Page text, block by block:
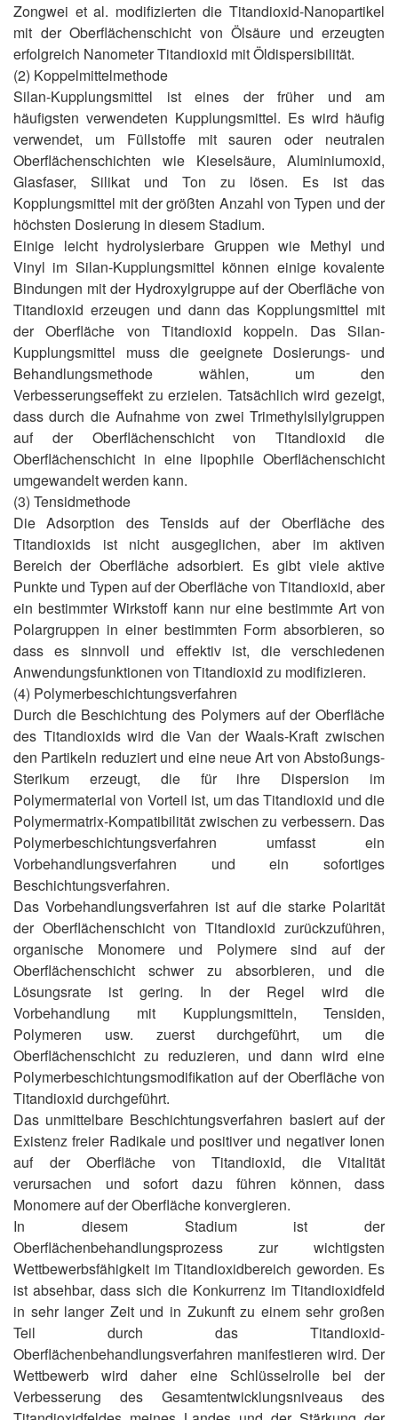
Zongwei et al. modifizierten die Titandioxid-Nanopartikel
mit der Oberflächenschicht von Ölsäure und erzeugten
erfolgreich Nanometer Titandioxid mit Öldispersibilität.
(2) Koppelmittelmethode
Silan-Kupplungsmittel ist eines der früher und am
häufigsten verwendeten Kupplungsmittel. Es wird häufig
verwendet, um Füllstoffe mit sauren oder neutralen
Oberflächenschichten wie Kieselsäure, Aluminiumoxid,
Glasfaser, Silikat und Ton zu lösen. Es ist das
Kopplungsmittel mit der größten Anzahl von Typen und der
höchsten Dosierung in diesem Stadium.
Einige leicht hydrolysierbare Gruppen wie Methyl und
Vinyl im Silan-Kupplungsmittel können einige kovalente
Bindungen mit der Hydroxylgruppe auf der Oberfläche von
Titandioxid erzeugen und dann das Kopplungsmittel mit
der Oberfläche von Titandioxid koppeln. Das Silan-
Kupplungsmittel muss die geeignete Dosierungs- und
Behandlungsmethode wählen, um den
Verbesserungseffekt zu erzielen. Tatsächlich wird gezeigt,
dass durch die Aufnahme von zwei Trimethylsilylgruppen
auf der Oberflächenschicht von Titandioxid die
Oberflächenschicht in eine lipophile Oberflächenschicht
umgewandelt werden kann.
(3) Tensidmethode
Die Adsorption des Tensids auf der Oberfläche des
Titandioxids ist nicht ausgeglichen, aber im aktiven
Bereich der Oberfläche adsorbiert. Es gibt viele aktive
Punkte und Typen auf der Oberfläche von Titandioxid, aber
ein bestimmter Wirkstoff kann nur eine bestimmte Art von
Polargruppen in einer bestimmten Form absorbieren, so
dass es sinnvoll und effektiv ist, die verschiedenen
Anwendungsfunktionen von Titandioxid zu modifizieren.
(4) Polymerbeschichtungsverfahren
Durch die Beschichtung des Polymers auf der Oberfläche
des Titandioxids wird die Van der Waals-Kraft zwischen
den Partikeln reduziert und eine neue Art von Abstoßungs-
Sterikum erzeugt, die für ihre Dispersion im
Polymermaterial von Vorteil ist, um das Titandioxid und die
Polymermatrix-Kompatibilität zwischen zu verbessern. Das
Polymerbeschichtungsverfahren umfasst ein
Vorbehandlungsverfahren und ein sofortiges
Beschichtungsverfahren.
Das Vorbehandlungsverfahren ist auf die starke Polarität
der Oberflächenschicht von Titandioxid zurückzuführen,
organische Monomere und Polymere sind auf der
Oberflächenschicht schwer zu absorbieren, und die
Lösungsrate ist gering. In der Regel wird die
Vorbehandlung mit Kupplungsmitteln, Tensiden,
Polymeren usw. zuerst durchgeführt, um die
Oberflächenschicht zu reduzieren, und dann wird eine
Polymerbeschichtungsmodifikation auf der Oberfläche von
Titandioxid durchgeführt.
Das unmittelbare Beschichtungsverfahren basiert auf der
Existenz freier Radikale und positiver und negativer Ionen
auf der Oberfläche von Titandioxid, die Vitalität
verursachen und sofort dazu führen können, dass
Monomere auf der Oberfläche konvergieren.
In diesem Stadium ist der
Oberflächenbehandlungsprozess zur wichtigsten
Wettbewerbsfähigkeit im Titandioxidbereich geworden. Es
ist absehbar, dass sich die Konkurrenz im Titandioxidfeld
in sehr langer Zeit und in Zukunft zu einem sehr großen
Teil durch das Titandioxid-
Oberflächenbehandlungsverfahren manifestieren wird. Der
Wettbewerb wird daher eine Schlüsselrolle bei der
Verbesserung des Gesamtentwicklungsniveaus des